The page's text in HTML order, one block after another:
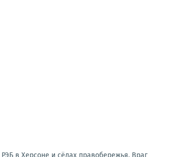
в Херсоне и сёлах правобережья. Враг